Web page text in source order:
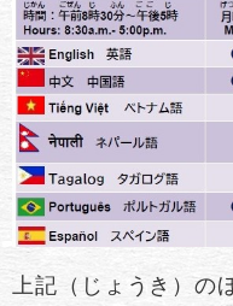
上記（じょうき）の